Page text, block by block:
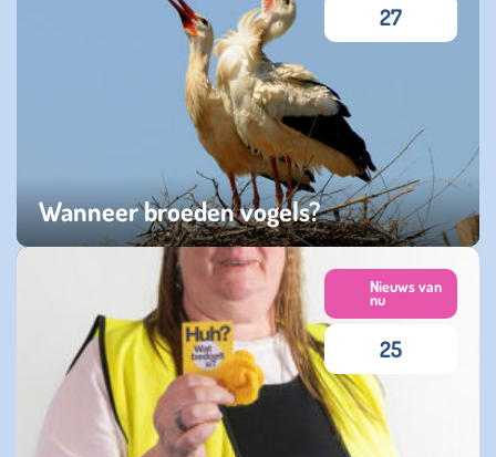
Wanneer broeden vogels?
donderdag 23 april 2026
27
Nieuws van
nu
25